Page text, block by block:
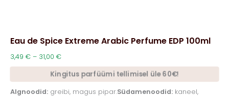
Eau de Spice Extreme Arabic Perfume EDP 100ml
3,49 € – 31,00 €Hinnavahemik:
3,49 €
kuni
Kingitus parfüümi tellimisel üle 60€!
Algnoodid: greibi, magus pipar.Südamenoodid: kaneel,